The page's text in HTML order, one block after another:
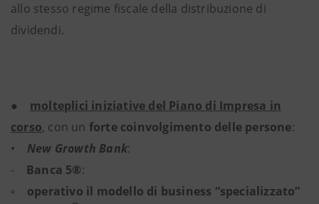
allo stesso regime fiscale della distribuzione di
dividendi.
● molteplici iniziative del Piano di Impresa in
corso, con un forte coinvolgimento delle persone:
• New Growth Bank:
- Banca 5®:
▫ operativo il modello di business “specializzato”